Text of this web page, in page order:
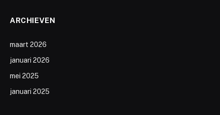
ARCHIEVEN
maart 2026
januari 2026
mei 2025
januari 2025